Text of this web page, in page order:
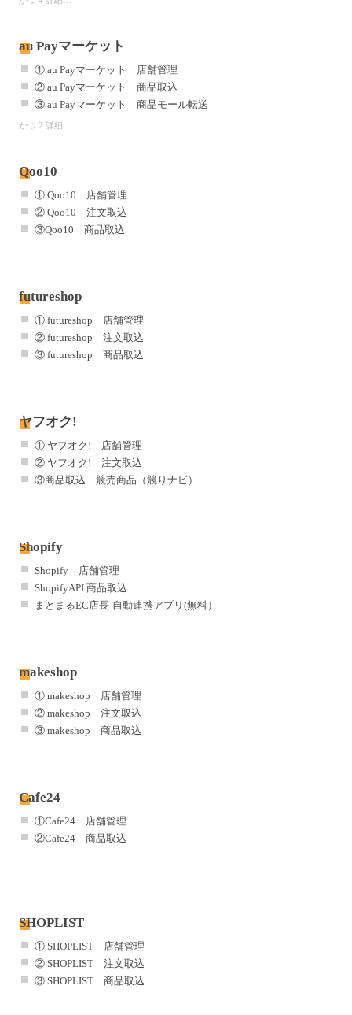
au Payマーケット
① au Payマーケット 店舗管理
② au Payマーケット 商品取込
③ au Payマーケット 商品モール転送
かつ 2 詳細…
Qoo10
① Qoo10 店舗管理
② Qoo10 注文取込
③Qoo10 商品取込
futureshop
① futureshop 店舗管理
② futureshop 注文取込
③ futureshop 商品取込
ヤフオク!
① ヤフオク! 店舗管理
② ヤフオク! 注文取込
③商品取込 競売商品（競りナビ）
Shopify
Shopify 店舗管理
ShopifyAPI 商品取込
まとまるEC店長-自動連携アプリ(無料）
makeshop
① makeshop 店舗管理
② makeshop 注文取込
③ makeshop 商品取込
Cafe24
①Cafe24 店舗管理
②Cafe24 商品取込
SHOPLIST
① SHOPLIST 店舗管理
② SHOPLIST 注文取込
③ SHOPLIST 商品取込